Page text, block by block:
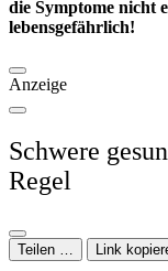
die Symptome nicht
lebensgefährlich!
Anzeige
Schwere
Regel
Teilen … Link